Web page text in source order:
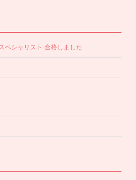
ペシャリスト 合格しました